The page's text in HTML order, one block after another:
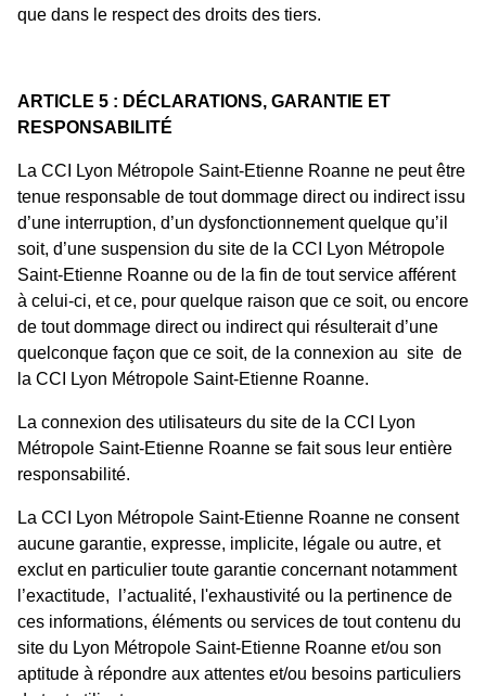
que dans le respect des droits des tiers.
ARTICLE 5 : DÉCLARATIONS, GARANTIE ET
RESPONSABILITÉ
La CCI Lyon Métropole Saint-Etienne Roanne ne peut être
tenue responsable de tout dommage direct ou indirect issu
d’une interruption, d’un dysfonctionnement quelque qu’il
soit, d’une suspension du site de la CCI Lyon Métropole
Saint-Etienne Roanne ou de la fin de tout service afférent
à celui-ci, et ce, pour quelque raison que ce soit, ou encore
de tout dommage direct ou indirect qui résulterait d’une
quelconque façon que ce soit, de la connexion au site de
la CCI Lyon Métropole Saint-Etienne Roanne.
La connexion des utilisateurs du site de la CCI Lyon
Métropole Saint-Etienne Roanne se fait sous leur entière
responsabilité.
La CCI Lyon Métropole Saint-Etienne Roanne ne consent
aucune garantie, expresse, implicite, légale ou autre, et
exclut en particulier toute garantie concernant notamment
l’exactitude, l’actualité, l'exhaustivité ou la pertinence de
ces informations, éléments ou services de tout contenu du
site du Lyon Métropole Saint-Etienne Roanne et/ou son
aptitude à répondre aux attentes et/ou besoins particuliers